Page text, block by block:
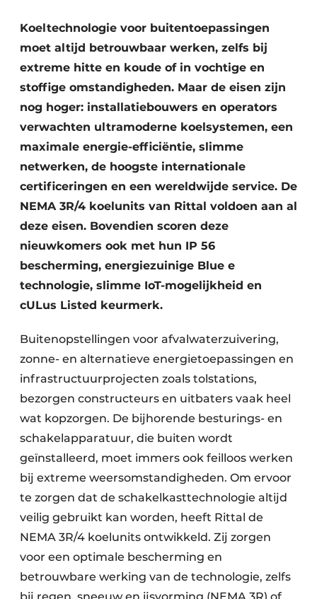
Koeltechnologie voor buitentoepassingen
moet altijd betrouwbaar werken, zelfs bij
extreme hitte en koude of in vochtige en
stoffige omstandigheden. Maar de eisen zijn
nog hoger: installatiebouwers en operators
verwachten ultramoderne koelsystemen, een
maximale energie-efficiëntie, slimme
netwerken, de hoogste internationale
certificeringen en een wereldwijde service. De
NEMA 3R/4 koelunits van Rittal voldoen aan al
deze eisen. Bovendien scoren deze
nieuwkomers ook met hun IP 56
bescherming, energiezuinige Blue e
technologie, slimme IoT-mogelijkheid en
cULus Listed keurmerk.
Buitenopstellingen voor afvalwaterzuivering,
zonne- en alternatieve energietoepassingen en
infrastructuurprojecten zoals tolstations,
bezorgen constructeurs en uitbaters vaak heel
wat kopzorgen. De bijhorende besturings- en
schakelapparatuur, die buiten wordt
geïnstalleerd, moet immers ook feilloos werken
bij extreme weersomstandigheden. Om ervoor
te zorgen dat de schakelkasttechnologie altijd
veilig gebruikt kan worden, heeft Rittal de
NEMA 3R/4 koelunits ontwikkeld. Zij zorgen
voor een optimale bescherming en
betrouwbare werking van de technologie, zelfs